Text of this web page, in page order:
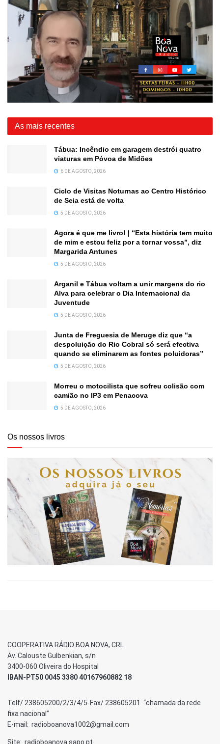
As mais recentes
Tábua: Incêndio em garagem destrói quatro
viaturas em Póvoa de Midões
6 DE AGOSTO, 2026
Ciclo de Visitas Noturnas ao Centro Histórico
de Seia está de volta
5 DE AGOSTO, 2026
Agora é que me livro! | “Esta história tem muito
de mim e estou feliz por a tornar vossa”, diz
Margarida Antunes
5 DE AGOSTO, 2026
Arganil e Tábua voltam a unir margens do rio
Alva para celebrar o Dia Internacional da
Juventude
5 DE AGOSTO, 2026
Junta de Freguesia de Meruge diz que “a
despoluição do Rio Cobral só será efectiva
quando se eliminarem as fontes poluidoras”
5 DE AGOSTO, 2026
Morreu o motocilista que sofreu colisão com
camião no IP3 em Penacova
5 DE AGOSTO, 2026
Os nossos livros
COOPERATIVA RÁDIO BOA NOVA, CRL
Av. Calouste Gulbenkian, s/n
3400-060 Oliveira do Hospital
IBAN-PT50 0045 3380 40167960882 18
Telf/ 238605200/2/3/4/5-Fax/ 238605201 “chamada da rede
fixa nacional”
E-mail: radioboanova1002@gmail.com
Site: radioboanova.sapo.pt